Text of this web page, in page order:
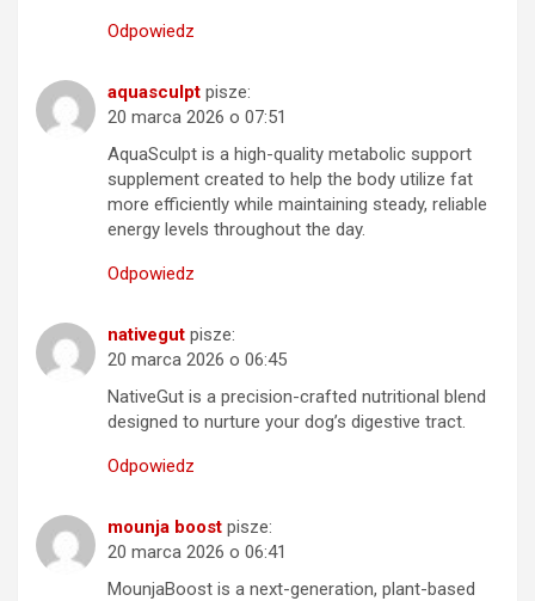
Odpowiedz
aquasculpt pisze:
20 marca 2026 o 07:51
AquaSculpt is a high-quality metabolic support
supplement created to help the body utilize fat
more efficiently while maintaining steady, reliable
energy levels throughout the day.
Odpowiedz
nativegut pisze:
20 marca 2026 o 06:45
NativeGut is a precision-crafted nutritional blend
designed to nurture your dog’s digestive tract.
Odpowiedz
mounja boost pisze:
20 marca 2026 o 06:41
MounjaBoost is a next-generation, plant-based